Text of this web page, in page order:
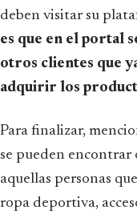
deben visitar su
es que en el portal
otros clientes que
adquirir los
Para finalizar,
se pueden encontrar
aquellas personas
ropa deportiva,